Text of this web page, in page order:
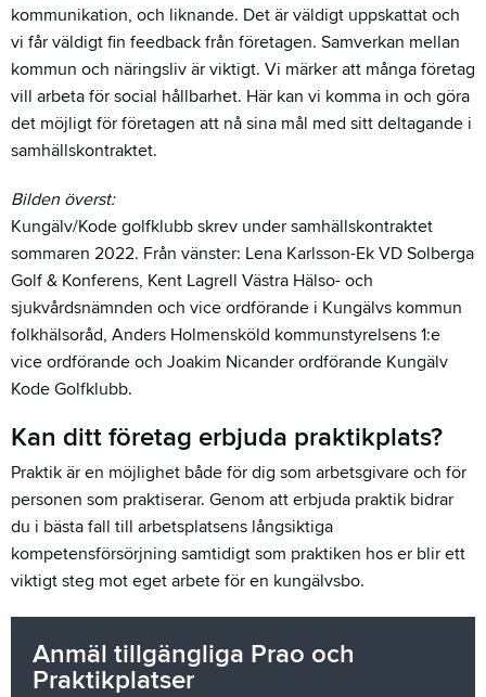
kommunikation, och liknande. Det är väldigt uppskattat och
vi får väldigt fin feedback från företagen. Samverkan mellan
kommun och näringsliv är viktigt. Vi märker att många företag
vill arbeta för social hållbarhet. Här kan vi komma in och göra
det möjligt för företagen att nå sina mål med sitt deltagande i
samhällskontraktet.
Bilden överst:
Kungälv/Kode golfklubb skrev under samhällskontraktet
sommaren 2022. Från vänster: Lena Karlsson-Ek VD Solberga
Golf & Konferens, Kent Lagrell Västra Hälso- och
sjukvårdsnämnden och vice ordförande i Kungälvs kommun
folkhälsoråd, Anders Holmensköld kommunstyrelsens 1:e
vice ordförande och Joakim Nicander ordförande Kungälv
Kode Golfklubb.
Kan ditt företag erbjuda praktikplats?
Praktik är en möjlighet både för dig som arbetsgivare och för
personen som praktiserar. Genom att erbjuda praktik bidrar
du i bästa fall till arbetsplatsens långsiktiga
kompetensförsörjning samtidigt som praktiken hos er blir ett
viktigt steg mot eget arbete för en kungälvsbo.
Anmäl tillgängliga Prao och
Praktikplatser